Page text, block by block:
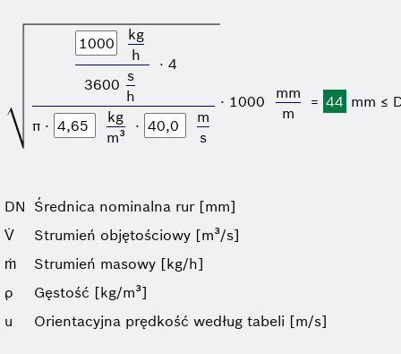
kg
h
3600 s
h
⋅ 4
π ⋅
kg
m³
⋅
m
s
⋅ 1000
mm
m
= 44 mm ≤
DN Średnica nominalna rur [mm]
V̇
Strumień objętościowy [m³/s]
ṁ
Strumień masowy [kg/h]
ρ
Gęstość [kg/m³]
u
Orientacyjna prędkość według tabeli [m/s]